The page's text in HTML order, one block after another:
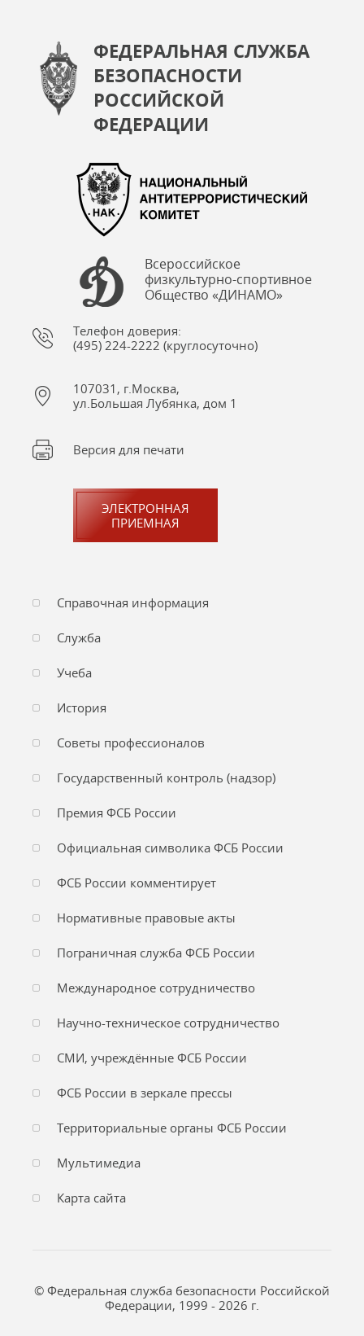
ФЕДЕРАЛЬНАЯ СЛУЖБА
БЕЗОПАСНОСТИ
РОССИЙСКОЙ
ФЕДЕРАЦИИ
Всероссийское
физкультурно-спортивное
Общество «ДИНАМО»
Телефон доверия:
(495) 224-2222 (круглосуточно)
107031, г.Москва,
ул.Большая Лубянка, дом 1
Версия для печати
ЭЛЕКТРОННАЯ
ПРИЕМНАЯ
Справочная информация
Служба
Учеба
История
Советы профессионалов
Государственный контроль (надзор)
Премия ФСБ России
Официальная символика ФСБ России
ФСБ России комментирует
Нормативные правовые акты
Пограничная служба ФСБ России
Международное сотрудничество
Научно-техническое сотрудничество
СМИ, учреждённые ФСБ России
ФСБ России в зеркале прессы
Территориальные органы ФСБ России
Мультимедиа
Карта сайта
© Федеральная служба безопасности Российской
Федерации, 1999 - 2026 г.